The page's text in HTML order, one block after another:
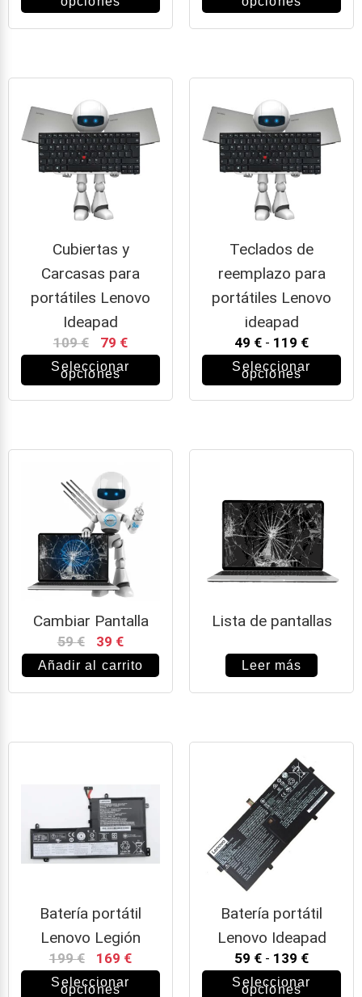
Cubiertas y
Carcasas para
portátiles Lenovo
Ideapad
109€ 79 €
Seleccionar
opciones
Teclados de
reemplazo para
portátiles Lenovo
ideapad
49 € - 119 €
Seleccionar
opciones
Cambiar Pantalla
59€ 39 €
Añadir al carrito
Lista de pantallas
Leer más
Batería portátil
Lenovo Legión
199€ 169 €
Seleccionar
opciones
Batería portátil
Lenovo Ideapad
59 € - 139 €
Seleccionar
opciones